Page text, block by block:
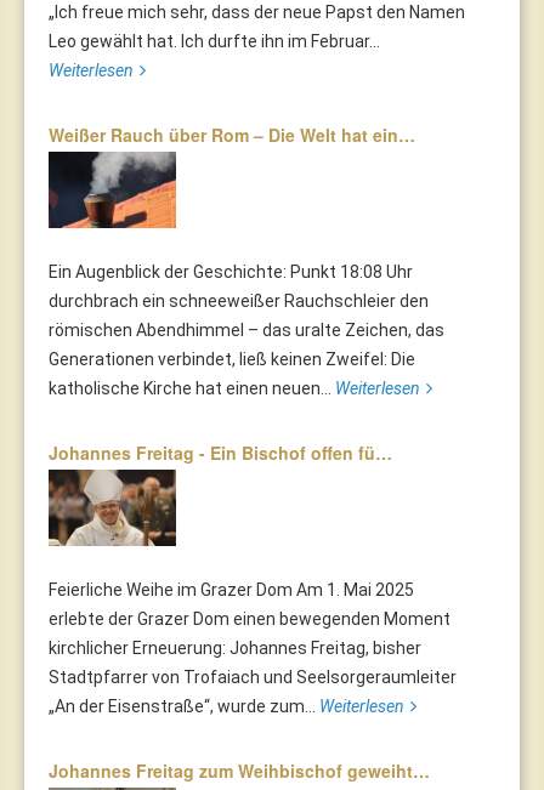
„Ich freue mich sehr, dass der neue Papst den Namen
Leo gewählt hat. Ich durfte ihn im Februar...
Weiterlesen
Weißer Rauch über Rom – Die Welt hat ein…
Ein Augenblick der Geschichte: Punkt 18:08 Uhr
durchbrach ein schneeweißer Rauchschleier den
römischen Abendhimmel – das uralte Zeichen, das
Generationen verbindet, ließ keinen Zweifel: Die
katholische Kirche hat einen neuen... Weiterlesen
Johannes Freitag - Ein Bischof offen fü…
Feierliche Weihe im Grazer Dom Am 1. Mai 2025
erlebte der Grazer Dom einen bewegenden Moment
kirchlicher Erneuerung: Johannes Freitag, bisher
Stadtpfarrer von Trofaiach und Seelsorgeraumleiter
„An der Eisenstraße“, wurde zum... Weiterlesen
Johannes Freitag zum Weihbischof geweiht…